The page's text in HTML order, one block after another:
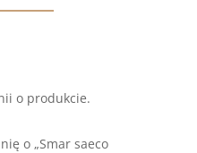
o produkcie.
o „Smar saeco